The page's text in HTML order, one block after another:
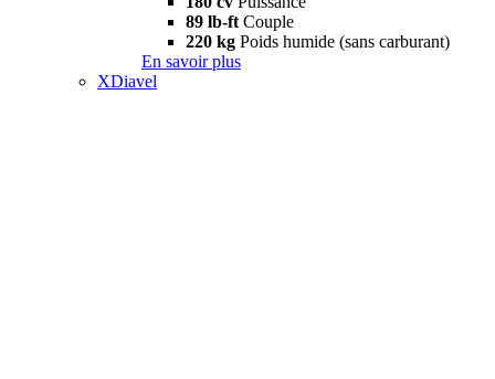
89 lb-ft Couple
220 kg Poids humide (sans carburant)
En savoir plus
XDiavel